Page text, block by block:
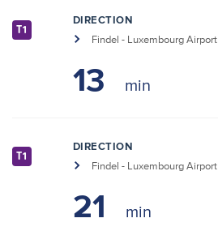
T1
DIRECTION
Findel - Luxembourg Airport
13
T1
DIRECTION
Findel - Luxembourg Airport
21